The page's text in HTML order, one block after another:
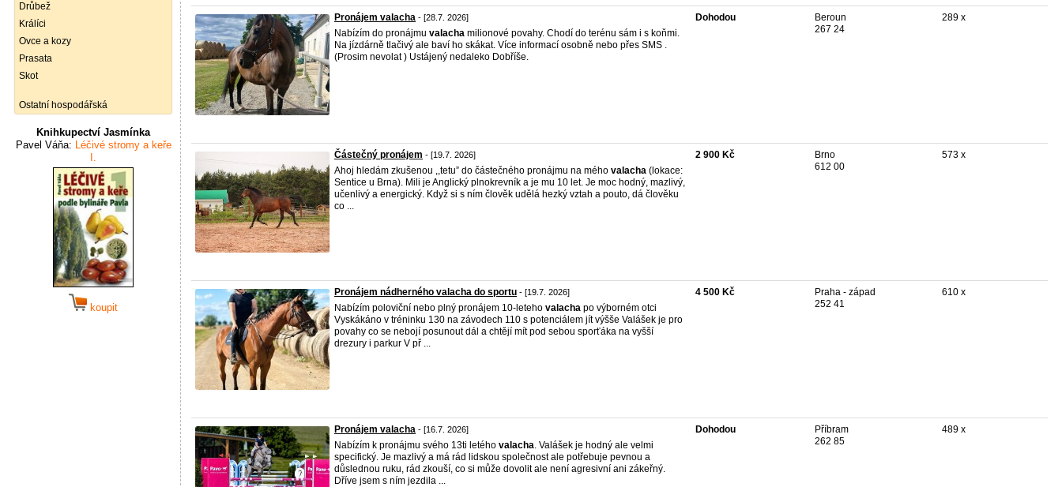
Drůbež
Králíci
Ovce a kozy
Prasata
Skot
Ostatní hospodářská
Knihkupectví Jasmínka
Pavel Váňa: Léčivé stromy a keře
I.
koupit
Pronájem valacha - [28.7. 2026]
Nabízím do pronájmu valacha milionové povahy. Chodí do terénu sám i s koňmi.
Na jízdárně tlačivý ale baví ho skákat. Více informací osobně nebo přes SMS .
(Prosim nevolat ) Ustájený nedaleko Dobříše.
Dohodou
Beroun
267 24
289 x
Částečný pronájem - [19.7. 2026]
Ahoj hledám zkušenou ,,tetu” do částečného pronájmu na mého valacha (lokace:
Sentice u Brna). Mili je Anglický plnokrevník a je mu 10 let. Je moc hodný, mazlivý,
učenlivý a energický. Když si s ním člověk udělá hezký vztah a pouto, dá člověku
co ...
2 900 Kč
Brno
612 00
573 x
Pronájem nádherného valacha do sportu - [19.7. 2026]
Nabízím poloviční nebo plný pronájem 10-leteho valacha po výborném otci
Vyskákáno v tréninku 130 na závodech 110 s potenciálem jít výšše Valášek je pro
povahy co se nebojí posunout dál a chtějí mít pod sebou sporťáka na vyšší
drezury i parkur V př ...
4 500 Kč
Praha - západ
252 41
610 x
Pronájem valacha - [16.7. 2026]
Nabízím k pronájmu svého 13ti letého valacha. Valášek je hodný ale velmi
specifický. Je mazlivý a má rád lidskou společnost ale potřebuje pevnou a
důslednou ruku, rád zkouší, co si může dovolit ale není agresivní ani zákeřný.
Dříve jsem s ním jezdila ...
Dohodou
Příbram
262 85
489 x